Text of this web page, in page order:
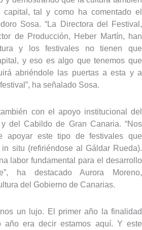
tal y como ha comentado el
Sosa. “La Directora del Festival,
de Producción, Heber Martín, han
y los festivales no tienen que
y eso es algo que tenemos que
abriéndole las puertas a esta y a
ha señalado Sosa.
con el apoyo institucional del
del Cabildo de Gran Canaria. “Nos
apoyar este tipo de festivales que
situ (refiriéndose al Gáldar Rueda).
labor fundamental para el desarrollo
ha destacado Aurora Moreno,
del Gobierno de Canarias.
un lujo. El primer año la finalidad
año era decir estamos aquí. Y este